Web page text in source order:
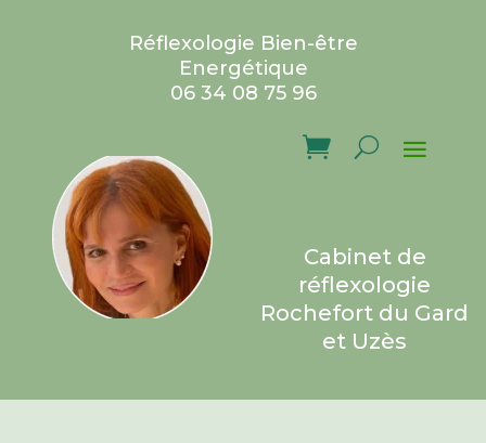
Réflexologie Bien-être
Energétique
06 34 08 75 96
Cabinet de
réflexologie
Rochefort du Gard
et Uzès